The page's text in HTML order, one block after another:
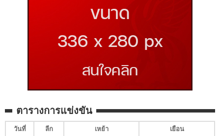
ตารางการแข่งขัน
วันที่ ลีก เหย้า เยือน